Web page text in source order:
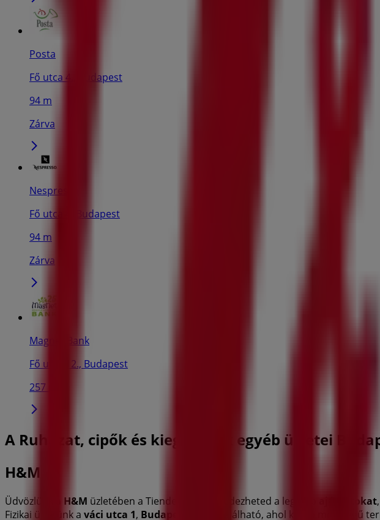
Posta
Fő utca 4., Budapest
94 m
Zárva
Nespresso
Fő utca 4, Budapest
94 m
Zárva
Magnet Bank
Fő utca 12., Budapest
257 m
A Ruházat, cipők és kiegészítők egyéb üzletei
H&M
Üdvözlünk a H&M üzletében a Tiendeo-n! Itt felfedezheted a legjobb ajánlatokat,
Fizikai üzletünk a váci utca 1, Budapest címen található, ahol kiváló minőségű